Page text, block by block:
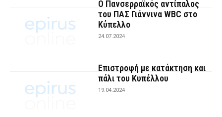
Ο Πανσερραϊκός αντίπαλος
του ΠΑΣ Γιάννινα WBC στο
Κύπελλο
24.07.2024
Επιστροφή με κατάκτηση και
πάλι του Κυπέλλου
19.04.2024